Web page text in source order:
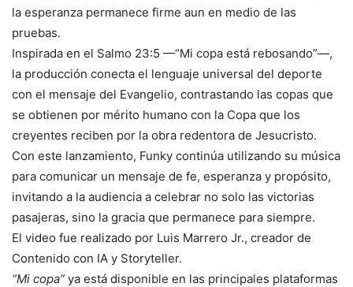
la esperanza permanece firme aun en medio de las
pruebas.
Inspirada en el Salmo 23:5 —“Mi copa está rebosando”—,
la producción conecta el lenguaje universal del deporte
con el mensaje del Evangelio, contrastando las copas que
se obtienen por mérito humano con la Copa que los
creyentes reciben por la obra redentora de Jesucristo.
Con este lanzamiento, Funky continúa utilizando su música
para comunicar un mensaje de fe, esperanza y propósito,
invitando a la audiencia a celebrar no solo las victorias
pasajeras, sino la gracia que permanece para siempre.
El video fue realizado por Luis Marrero Jr., creador de
Contenido con IA y Storyteller.
“Mi copa” ya está disponible en las principales plataformas